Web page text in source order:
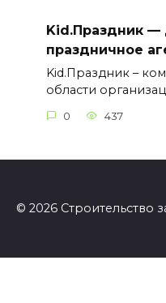
Kid.Праздник —
праздничное
Kid.Праздник –
области
0 437
© 2026 Строительство